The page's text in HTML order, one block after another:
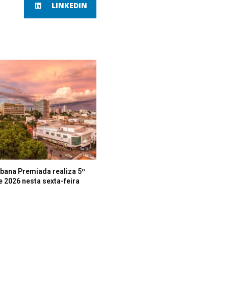
LINKEDIN
Premiada realiza 5º
2026 nesta sexta-feira